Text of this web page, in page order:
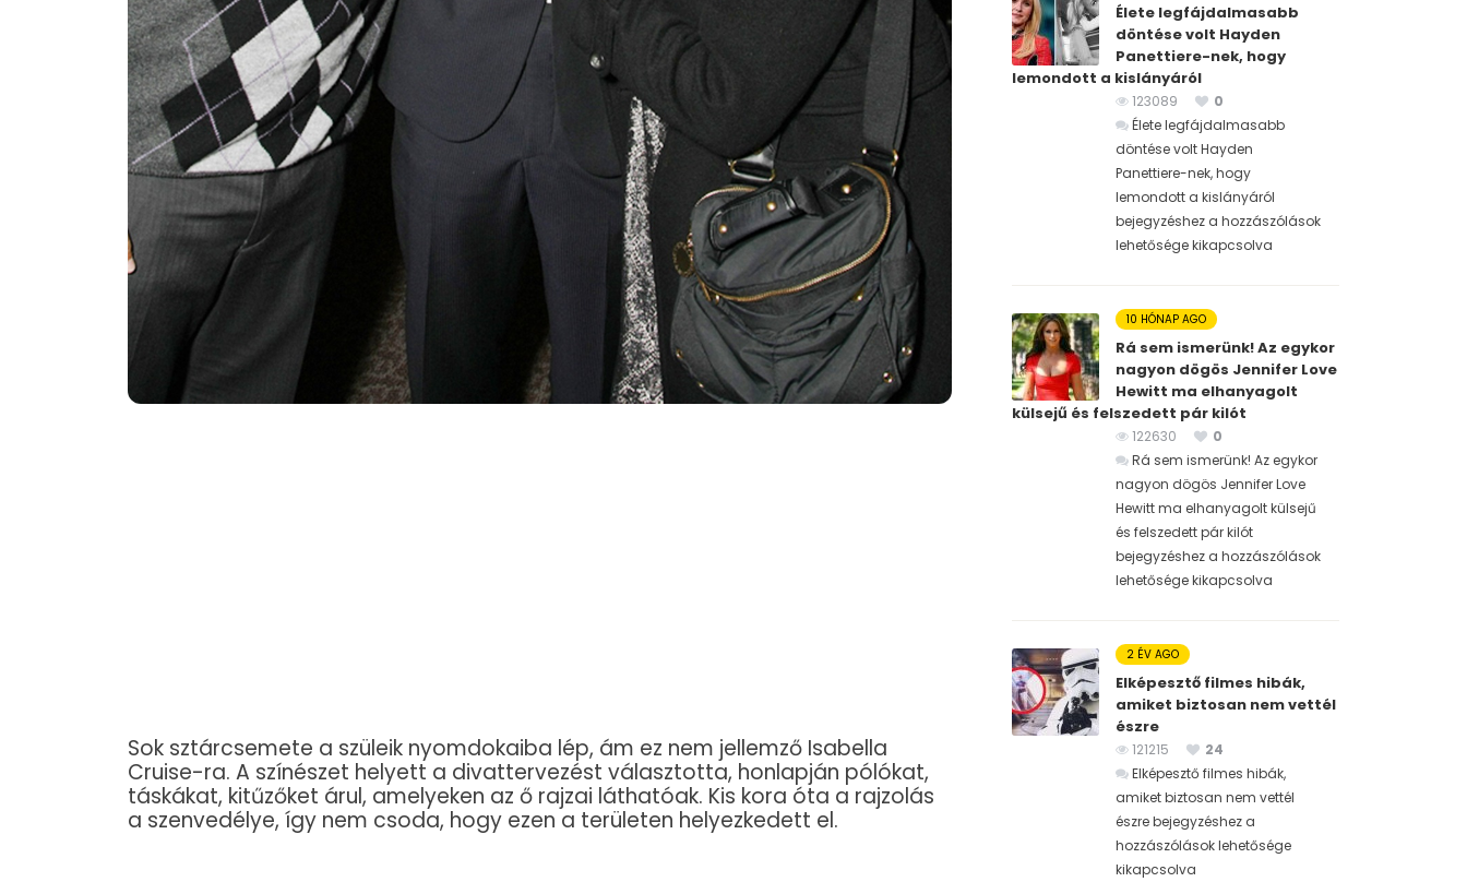
Sok sztárcsemete a szüleik nyomdokaiba lép, ám ez nem jellemző Isabella
Cruise-ra. A színészet helyett a divattervezést választotta, honlapján pólókat,
táskákat, kitűzőket árul, amelyeken az ő rajzai láthatóak. Kis kora óta a rajzolás
a szenvedélye, így nem csoda, hogy ezen a területen helyezkedett el.
Élete legfájdalmasabb
döntése volt Hayden
Panettiere-nek, hogy
lemondott a kislányáról
123089
0
Élete legfájdalmasabb
döntése volt Hayden
Panettiere-nek, hogy
lemondott a kislányáról
bejegyzéshez a hozzászólások
lehetősége kikapcsolva
10 HÓNAP AGO
Rá sem ismerünk! Az egykor
nagyon dögös Jennifer Love
Hewitt ma elhanyagolt
külsejű és felszedett pár kilót
122630
0
Rá sem ismerünk! Az egykor
nagyon dögös Jennifer Love
Hewitt ma elhanyagolt külsejű
és felszedett pár kilót
bejegyzéshez a hozzászólások
lehetősége kikapcsolva
2 ÉV AGO
Elképesztő filmes hibák,
amiket biztosan nem vettél
észre
121215
24
Elképesztő filmes hibák,
amiket biztosan nem vettél
észre bejegyzéshez a
hozzászólások lehetősége
kikapcsolva